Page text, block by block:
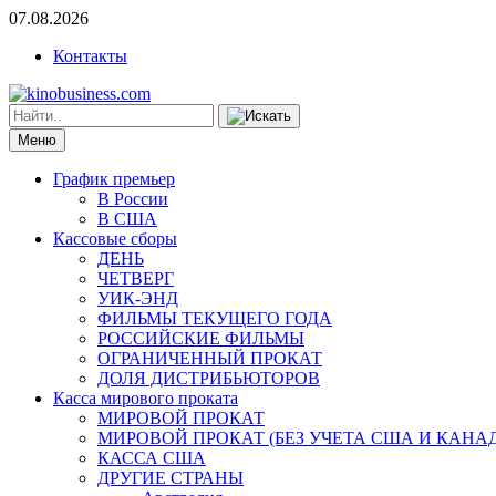
07.08.2026
Контакты
Меню
График премьер
В России
В США
Кассовые сборы
ДЕНЬ
ЧЕТВЕРГ
УИК-ЭНД
ФИЛЬМЫ ТЕКУЩЕГО ГОДА
РОССИЙСКИЕ ФИЛЬМЫ
ОГРАНИЧЕННЫЙ ПРОКАТ
ДОЛЯ ДИСТРИБЬЮТОРОВ
Касса мирового проката
МИРОВОЙ ПРОКАТ
МИРОВОЙ ПРОКАТ (БЕЗ УЧЕТА США И
КАССА США
ДРУГИЕ СТРАНЫ